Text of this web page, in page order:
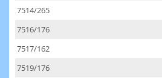
7514/265
7516/176
7517/162
7519/176